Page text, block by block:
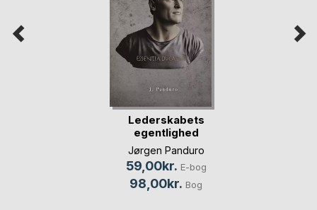
Lederskabets
egentlighed
Jørgen Panduro
59,00kr. E-bog
98,00kr. Bog